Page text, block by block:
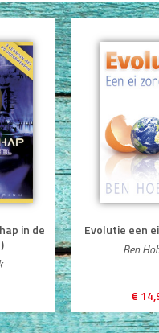
in de
Evolutie een
Ben
€